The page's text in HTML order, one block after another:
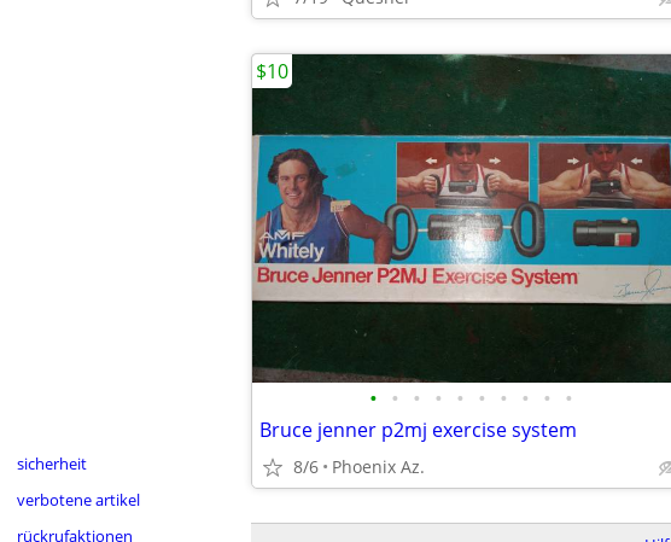
sicherheit
verbotene artikel
rückrufaktionen
• • • • • • • • • •
Bruce jenner p2mj exercise system
8/6 Phoenix Az.
$10